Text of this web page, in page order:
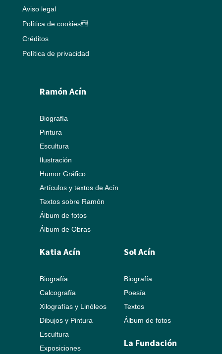
Aviso legal
Política de cookies
Créditos
Política de privacidad
Ramón Acín
Biografía
Pintura
Escultura
Ilustración
Humor Gráfico
Artículos y textos de Acín
Textos sobre Ramón
Álbum de fotos
Álbum de Obras
Katia Acín
Biografía
Calcografía
Xilografías y Linóleos
Dibujos y Pintura
Escultura
Exposiciones
Sol Acín
Biografía
Poesía
Textos
Álbum de fotos
La Fundación